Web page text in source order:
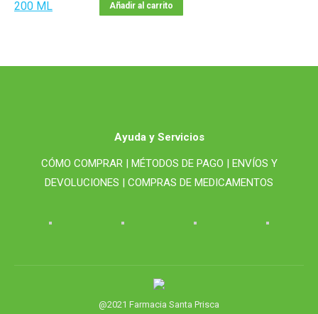
Añadir al carrito
Ayuda y Servicios
CÓMO COMPRAR | MÉTODOS DE PAGO | ENVÍOS Y
DEVOLUCIONES | COMPRAS DE MEDICAMENTOS
@2021 Farmacia Santa Prisca